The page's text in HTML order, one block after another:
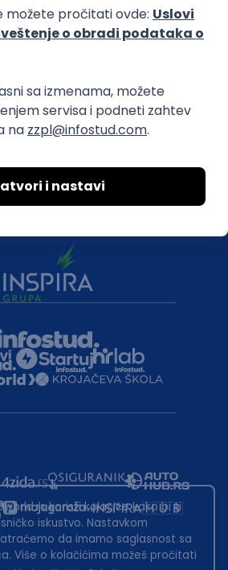
Za poslodavce
Uslovi korišćenja
Kontakt
smo!
koristi kolačiće kako bi ti
iskustvo. Nastavkom
da imamo saglasnost sa
Više o kolačićima možeš pročitati